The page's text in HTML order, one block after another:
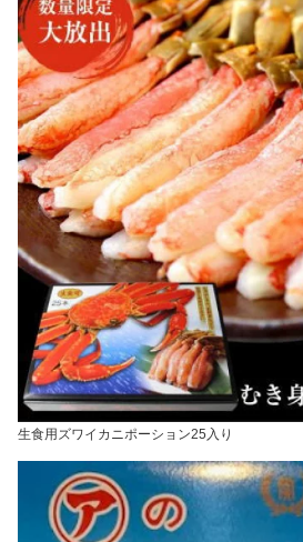
生食用ズワイカニポーション25入り